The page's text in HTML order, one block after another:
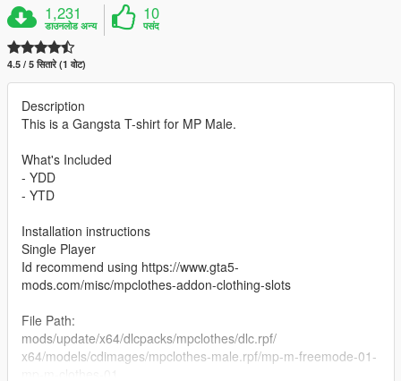
1,231
डाउनलोड अन्य
10
पसंद
4.5 / 5 सितारे (1 वोट)
Description
This is a Gangsta T-shirt for MP Male.
What's Included
- YDD
- YTD
Installation instructions
Single Player
Id recommend using https://www.gta5-
mods.com/misc/mpclothes-addon-clothing-slots
File Path:
mods/update/x64/dlcpacks/mpclothes/dlc.rpf/
x64/models/cdimages/mpclothes-male.rpf/mp-m-freemode-01-